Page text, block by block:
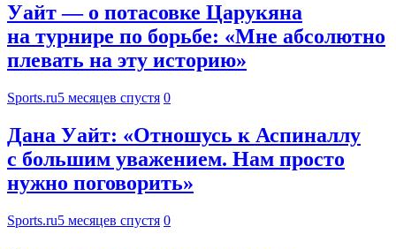
Уайт — о потасовке Царукяна
на турнире по борьбе: «Мне абсолютно
плевать на эту историю»
Sports.ru5 месяцев спустя 0
Дана Уайт: «Отношусь к Аспиналлу
с большим уважением. Нам просто
нужно поговорить»
Sports.ru5 месяцев спустя 0